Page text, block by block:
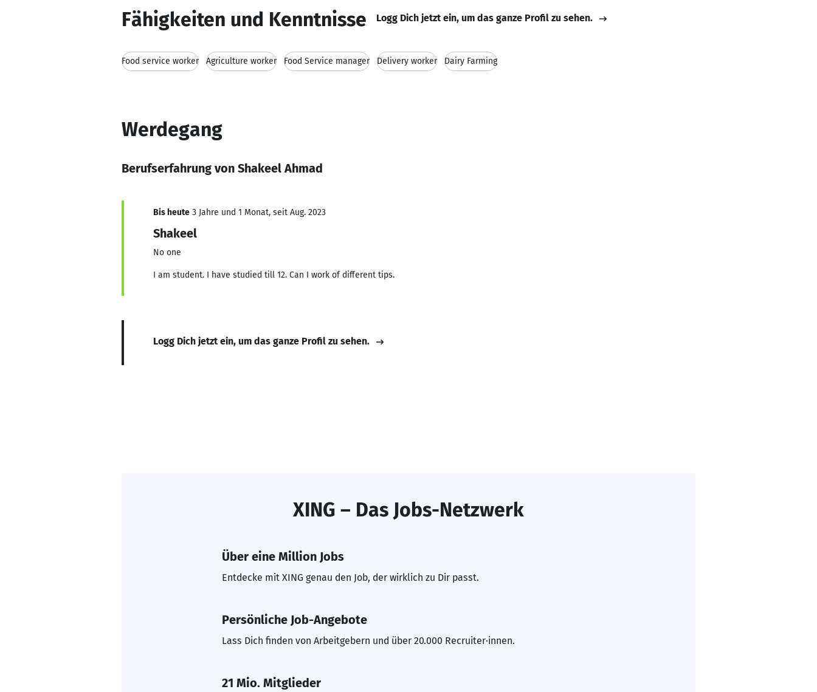
Fähigkeiten und Kenntnisse Logg Dich jetzt ein, um das ganze Profil zu sehen.
Food service worker Agriculture worker Food Service manager Delivery worker Dairy Farming
Werdegang
Berufserfahrung von Shakeel Ahmad
Bis heute 3 Jahre und 1 Monat, seit Aug. 2023
Shakeel
No one
I am student. I have studied till 12. Can I work of different tips.
Logg Dich jetzt ein, um das ganze Profil zu sehen.
XING – Das Jobs-Netzwerk
Über eine Million Jobs
Entdecke mit XING genau den Job, der wirklich zu Dir passt.
Persönliche Job-Angebote
Lass Dich finden von Arbeitgebern und über 20.000 Recruiter·innen.
21 Mio. Mitglieder